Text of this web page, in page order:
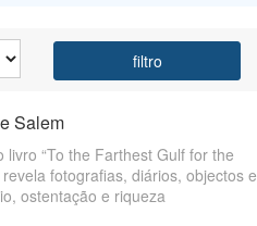
filtro
Salem
“To the Farthest Gulf for the
fotografias, diários, objectos e
ostentação e riqueza